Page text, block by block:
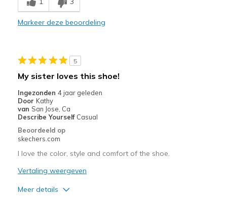
Minpunten
Need Break In
Special Occasions
Width
Feels too narrow
Sizing
Feels half size too small
View On Shoes
Markeer deze beoordeling
5
My sister loves this shoe!
Ingezonden 4 jaar geleden
Door Kathy
van San Jose, Ca
Describe Yourself Casual
Beoordeeld op
skechers.com
I love the color, style and comfort of the shoe.
Vertaling weergeven
Meer details